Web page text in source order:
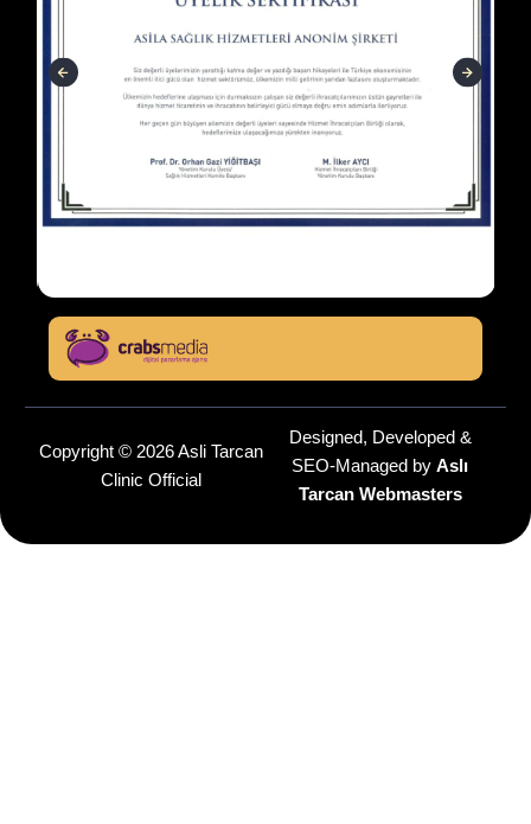
Copyright © 2026 Asli Tarcan
Clinic Official
Designed, Developed &
SEO-Managed by Aslı
Tarcan Webmasters